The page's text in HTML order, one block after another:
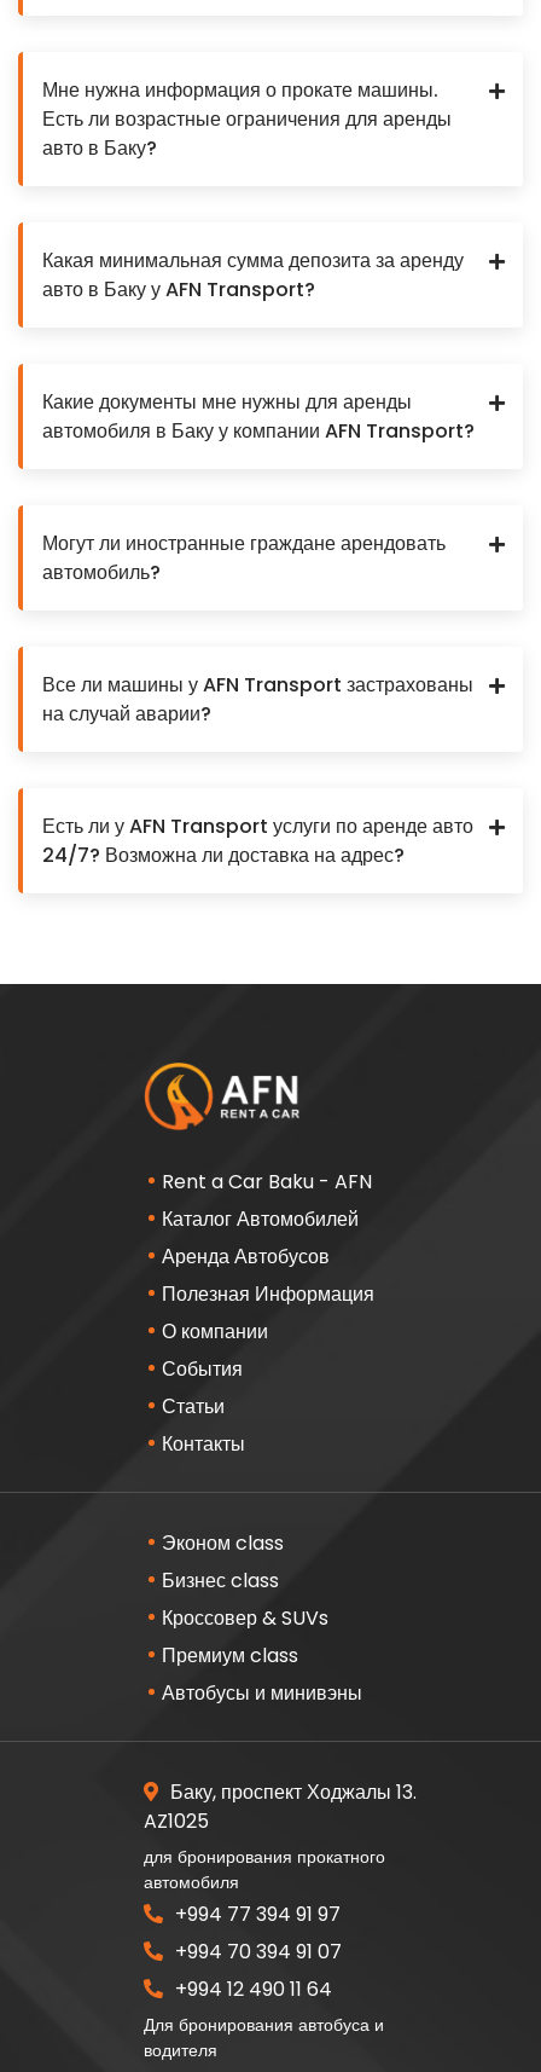
Мне нужна информация о прокате машины.
Есть ли возрастные ограничения для аренды
авто в Баку?
Какая минимальная сумма депозита за аренду
авто в Баку у AFN Transport?
Какие документы мне нужны для аренды
автомобиля в Баку у компании AFN Transport?
Могут ли иностранные граждане арендовать
автомобиль?
Все ли машины у AFN Transport застрахованы
на случай аварии?
Есть ли у AFN Transport услуги по аренде авто
24/7? Возможна ли доставка на адрес?
Rent a Car Baku - AFN
Каталог Автомобилей
Аренда Автобусов
Полезная Информация
О компании
События
Статьи
Контакты
Эконом class
Бизнес class
Кроссовер & SUVs
Премиум class
Автобусы и минивэны
Баку, проспект Ходжалы 13.
AZ1025
для бронирования прокатного
автомобиля
+994 77 394 91 97
+994 70 394 91 07
+994 12 490 11 64
Для бронирования автобуса и
водителя